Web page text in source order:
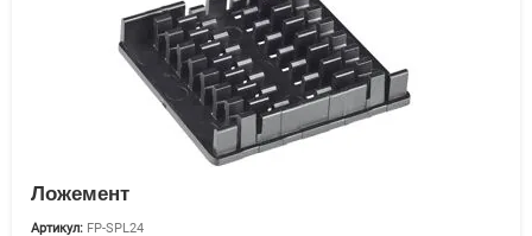
Ложемент
Артикул: FP-SPL24